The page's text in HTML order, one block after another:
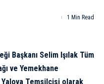
1 Min Read
Başkanı Selim Işılak Tüm
ve Yemekhane
Yalova Temsilcisi olarak